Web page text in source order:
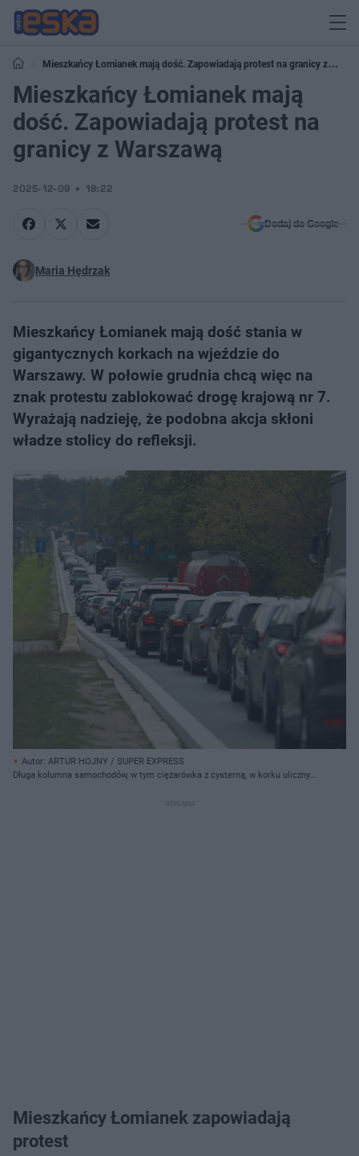
Mieszkańcy Łomianek mają dość. Zapowiadają protest na granicy z
Warszawą
Mieszkańcy Łomianek mają
dość. Zapowiadają protest na
granicy z Warszawą
2025-12-09 18:22
Dodaj do Google
Maria Hędrzak
Mieszkańcy Łomianek mają dość stania w
gigantycznych korkach na wjeździe do
Warszawy. W połowie grudnia chcą więc na
znak protestu zablokować drogę krajową nr 7.
Wyrażają nadzieję, że podobna akcja skłoni
władze stolicy do refleksji.
Autor: ARTUR HOJNY / SUPER EXPRESS
Długa kolumna samochodów, w tym ciężarówka z cysterną, w korku ulicznym,
Mieszkańcy Łomianek zapowiadają
protest